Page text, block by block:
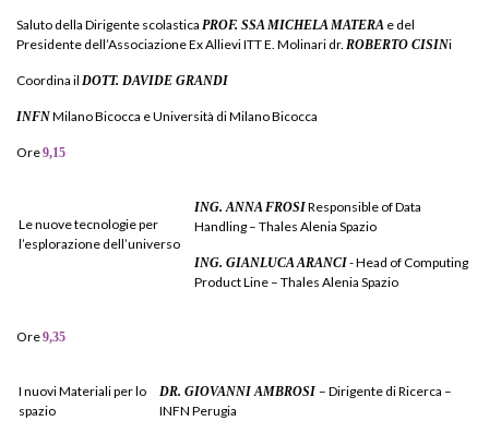
Saluto della Dirigente scolastica PROF. SSA MICHELA MATERA e del
Presidente dell’Associazione Ex Allievi ITT E. Molinari dr. ROBERTO CISINi
Coordina il DOTT. DAVIDE GRANDI
INFNMilano Bicocca e Università di Milano Bicocca
Ore9,15
Le nuove tecnologie per
l’esplorazione dell’universo
ING. ANNA FROSIResponsible of Data
Handling – Thales Alenia Spazio
ING. GIANLUCA ARANCI- Head of Computing
Product Line – Thales Alenia Spazio
Ore9,35
I nuovi Materiali per lo
spazio
DR. GIOVANNI AMBROSI – Dirigente di Ricerca –
INFN Perugia